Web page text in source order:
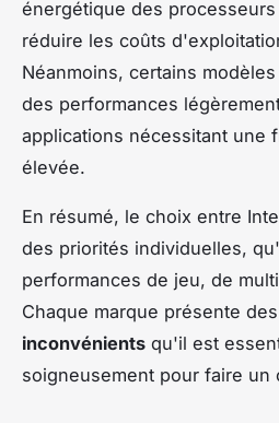
énergétique des
réduire les coûts
Néanmoins, certains
des performances
applications nécessitant une
élevée.
En résumé, le choix entre
des priorités individuelles,
performances de jeu, de
Chaque marque présente des
inconvénients qu'il est
soigneusement pour faire un